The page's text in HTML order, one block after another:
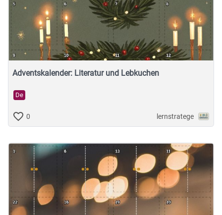
Adventskalender: Literatur und Lebkuchen
De
0 lernstratege